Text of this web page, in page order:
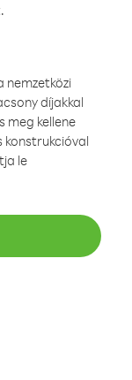
nemzetközi
díjakkal
meg kellene
konstrukcióval
le